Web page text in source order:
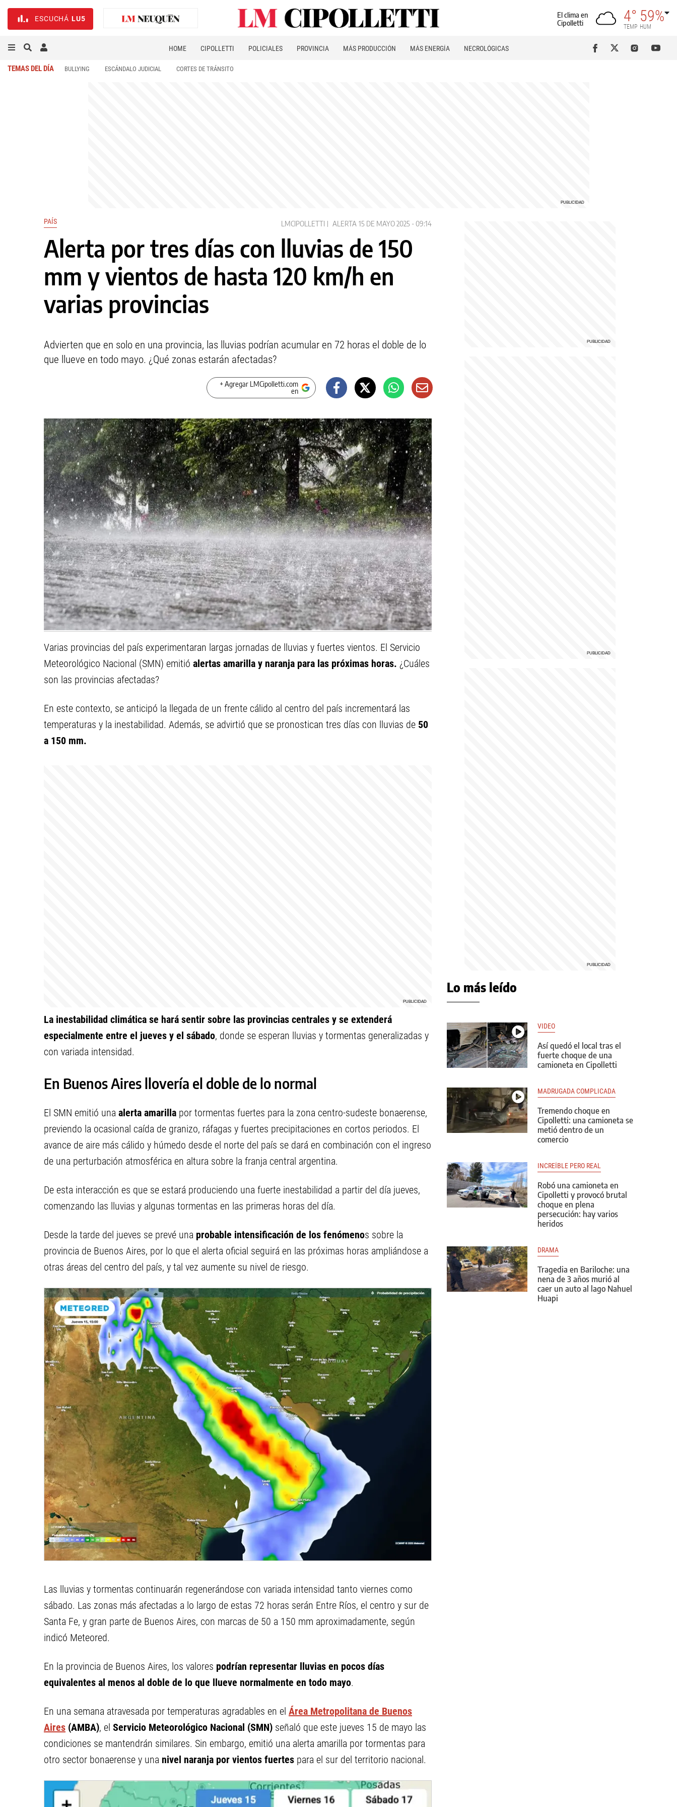
ESCUCHÁ LU5
El clima en
Cipolletti
4°
TEMP
59%
HUM
HOME CIPOLLETTI POLICIALES PROVINCIA MÁS PRODUCCIÓN MÁS ENERGÍA NECROLÓGICAS
TEMAS DEL DÍA BULLYING ESCÁNDALO JUDICIAL CORTES DE TRÁNSITO
PAÍS LMCIPOLLETTI ALERTA 15 DE MAYO 2025 - 09:14
Alerta por tres días con lluvias de 150
mm y vientos de hasta 120 km/h en
varias provincias
Advierten que en solo en una provincia, las lluvias podrían acumular en 72 horas el doble de lo
que llueve en todo mayo. ¿Qué zonas estarán afectadas?
+ Agregar LMCipolletti.com
en
Varias provincias del país experimentaran largas jornadas de lluvias y fuertes vientos. El Servicio
Meteorológico Nacional (SMN) emitió alertas amarilla y naranja para las próximas horas. ¿Cuáles
son las provincias afectadas?
En este contexto, se anticipó la llegada de un frente cálido al centro del país incrementará las
temperaturas y la inestabilidad. Además, se advirtió que se pronostican tres días con lluvias de 50
a 150 mm.
La inestabilidad climática se hará sentir sobre las provincias centrales y se extenderá
especialmente entre el jueves y el sábado, donde se esperan lluvias y tormentas generalizadas y
con variada intensidad.
En Buenos Aires llovería el doble de lo normal
El SMN emitió una alerta amarilla por tormentas fuertes para la zona centro-sudeste bonaerense,
previendo la ocasional caída de granizo, ráfagas y fuertes precipitaciones en cortos periodos. El
avance de aire más cálido y húmedo desde el norte del país se dará en combinación con el ingreso
de una perturbación atmosférica en altura sobre la franja central argentina.
De esta interacción es que se estará produciendo una fuerte inestabilidad a partir del día jueves,
comenzando las lluvias y algunas tormentas en las primeras horas del día.
Desde la tarde del jueves se prevé una probable intensificación de los fenómenos sobre la
provincia de Buenos Aires, por lo que el alerta oficial seguirá en las próximas horas ampliándose a
otras áreas del centro del país, y tal vez aumente su nivel de riesgo.
Las lluvias y tormentas continuarán regenerándose con variada intensidad tanto viernes como
sábado. Las zonas más afectadas a lo largo de estas 72 horas serán Entre Ríos, el centro y sur de
Santa Fe, y gran parte de Buenos Aires, con marcas de 50 a 150 mm aproximadamente, según
indicó Meteored.
En la provincia de Buenos Aires, los valores podrían representar lluvias en pocos días
equivalentes al menos al doble de lo que llueve normalmente en todo mayo.
En una semana atravesada por temperaturas agradables en el Área Metropolitana de Buenos
Aires (AMBA), el Servicio Meteorológico Nacional (SMN) señaló que este jueves 15 de mayo las
condiciones se mantendrán similares. Sin embargo, emitió una alerta amarilla por tormentas para
otro sector bonaerense y una nivel naranja por vientos fuertes para el sur del territorio nacional.
Lo más leído
VIDEO
Así quedó el local tras el
fuerte choque de una
camioneta en Cipolletti
MADRUGADA COMPLICADA
Tremendo choque en
Cipolletti: una camioneta se
metió dentro de un
comercio
INCREÍBLE PERO REAL
Robó una camioneta en
Cipolletti y provocó brutal
choque en plena
persecución: hay varios
heridos
DRAMA
Tragedia en Bariloche: una
nena de 3 años murió al
caer un auto al lago Nahuel
Huapi